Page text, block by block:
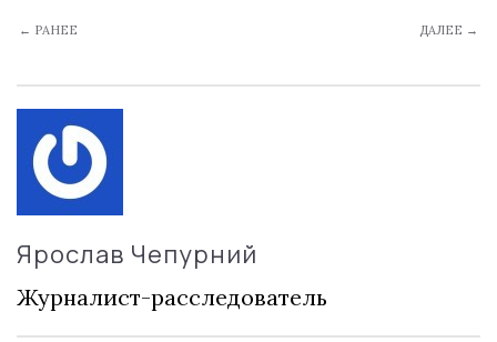
← РАНЕЕ ДАЛЕЕ →
Ярослав Чепурний
Журналист-расследователь